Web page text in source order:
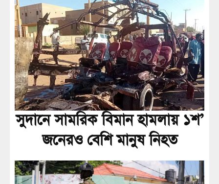
সুদানে সামরিক বিমান হামলায় ১শ’
জনেরও বেশি মানুষ নিহত